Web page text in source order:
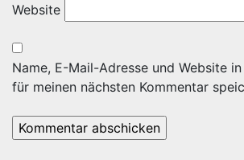
Website
Name, E-Mail-Adresse und Website
für meinen nächsten Kommentar